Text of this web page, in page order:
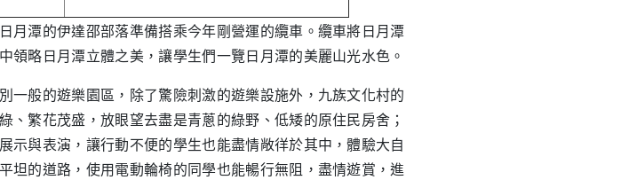
潭的伊達邵部落準備搭乘今年剛營運的纜車。纜車將日月潭
領略日月潭立體之美，讓學生們一覽日月潭的美麗山光水色。
般的遊樂園區，除了驚險刺激的遊樂設施外，九族文化村的
、繁花茂盛，放眼望去盡是青蔥的綠野、低矮的原住民房舍；
示與表演，讓行動不便的學生也能盡情敞徉於其中，體驗大自
坦的道路，使用電動輪椅的同學也能暢行無阻，盡情遊賞，進